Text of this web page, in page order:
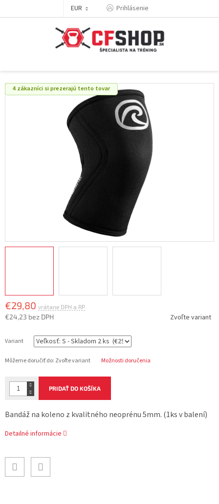
EUR Prihlásenie
€29,80
€24,23 bez DPH
cena:
Zvoľte variant
Variant
Môžeme doručiť do: Zvoľte variant Možnosti doručenia
PRIDAŤ DO KOŠÍKA
Bandáž na koleno z kvalitného neoprénu 5mm. (1ks v balení)
Detailné informácie